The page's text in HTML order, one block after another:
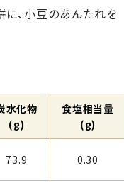
、小豆のあんたれを
⽔化物
(g)
⾷塩相当量
(g)
73.9 0.30